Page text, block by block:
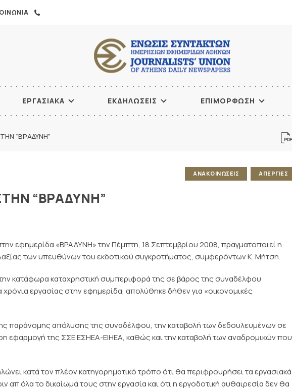
ΕΡΓΑΣΙΑΚΑ ΕΚΔΗΛΩΣΕΙΣ ΕΠΙΜΟΡΦΩΣΗ
“ΒΡΑΔΥΝΗ”
ΑΝΑΚΟΙΝΩΣΕΙΣ ΑΠΕΡΓΙΕΣ
“ΒΡΑΔΥΝΗ”
εφημερίδα «ΒΡΑΔΥΝΗ» την Πέμπτη, 18 Σεπτεμβρίου 2008, πραγματοποιεί η
των υπευθύνων του εκδοτικού συγκροτήματος, συμφερόντων Κ. Μήτση.
την κατάφωρα καταχρηστική συμπεριφορά της σε βάρος της συναδέλφου
εργασίας στην εφημερίδα, απολύθηκε δήθεν για «οικονομικές
παράνομης απόλυσης της συναδέλφου, την καταβολή των δεδουλευμένων σε
εφαρμογή της ΣΣΕ ΕΣΗΕΑ-ΕΙΗΕΑ, καθώς και την καταβολή των αναδρομικών που
κατά τον πλέον κατηγορηματικό τρόπο ότι θα περιφρουρήσει τα εργασιακά
απ όλα το δικαίωμά τους στην εργασία και ότι η εργοδοτική αυθαιρεσία δεν θα